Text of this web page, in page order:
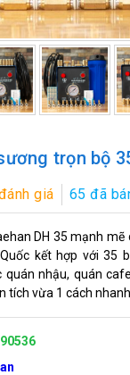
trọn bộ
giá 65 đã
DH 35 mạnh
kết hợp với 35
quán nhậu, quán
tích vừa 1 cách